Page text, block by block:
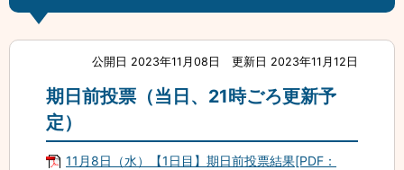
公開日 2023年11月08日 更新日 2023年11月12日
期日前投票（当日、21時ごろ更新予
定）
11月8日（水）【1日目】期日前投票結果[PDF：